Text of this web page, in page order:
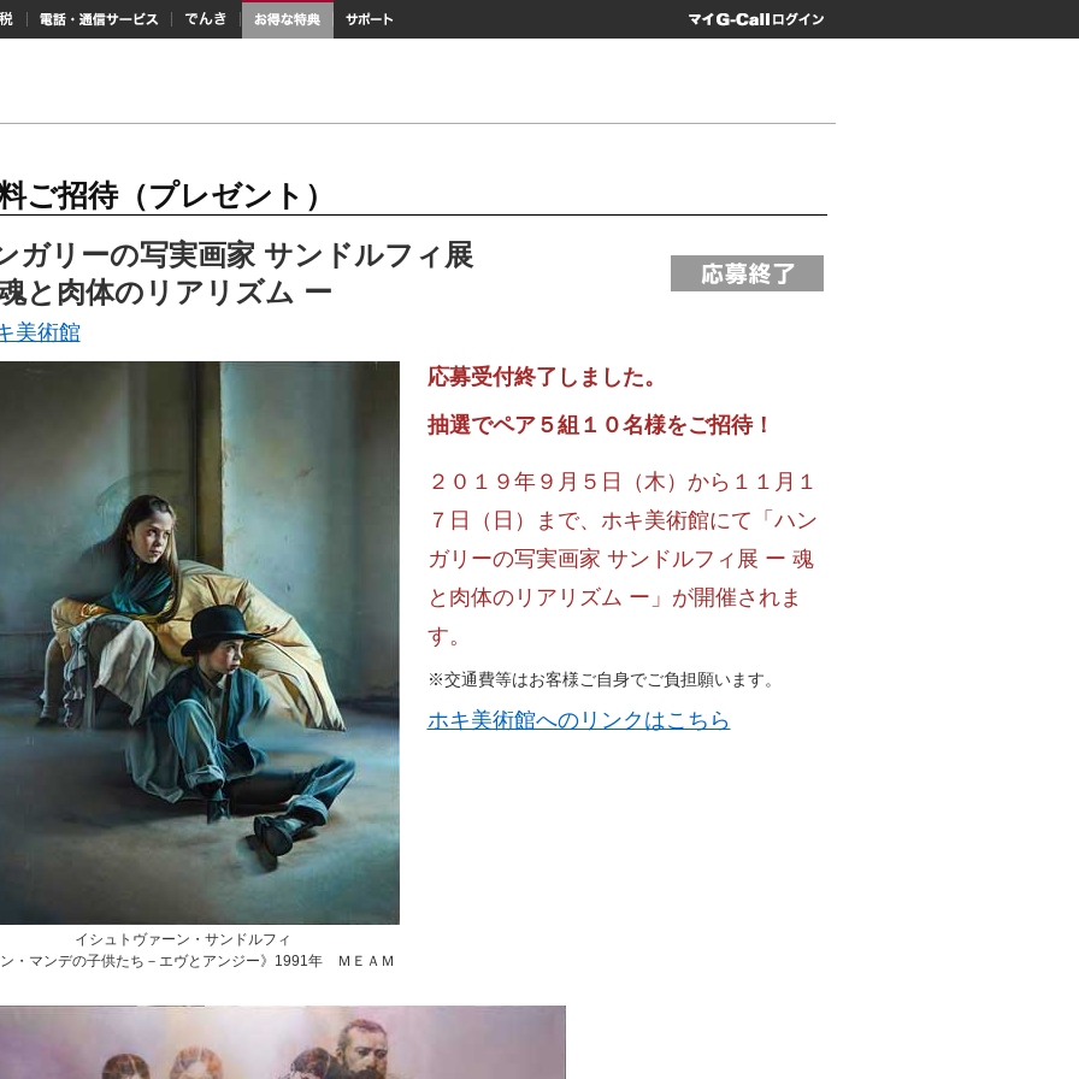
ご招待（プレゼント）
ガリーの写実画家 サンドルフィ展
と肉体のリアリズム ー
美術館
イシュトヴァーン・サンドルフィ
・マンデの子供たち－エヴとアンジー》1991年 ＭＥＡＭ
応募受付終了しました。
抽選でペア５組１０名様をご招待！
２０１９年９月５日（木）から１１月１
７日（日）まで、ホキ美術館にて「ハン
ガリーの写実画家 サンドルフィ展 ー 魂
と肉体のリアリズム ー」が開催されま
す。
※交通費等はお客様ご自身でご負担願います。
ホキ美術館へのリンクはこちら